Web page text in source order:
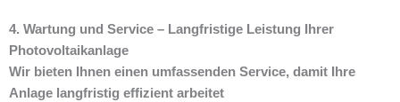
4. Wartung und Service – Langfristige Leistung Ihrer
Photovoltaikanlage
Wir bieten Ihnen einen umfassenden Service, damit Ihre
Anlage langfristig effizient arbeitet